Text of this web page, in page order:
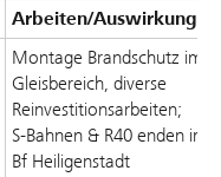
Arbeiten/
Montage Brandschutz im
Gleisbereich, diverse
Reinvestitionsarbeiten;
S-Bahnen & R40 enden im
Bf Heiligenstadt